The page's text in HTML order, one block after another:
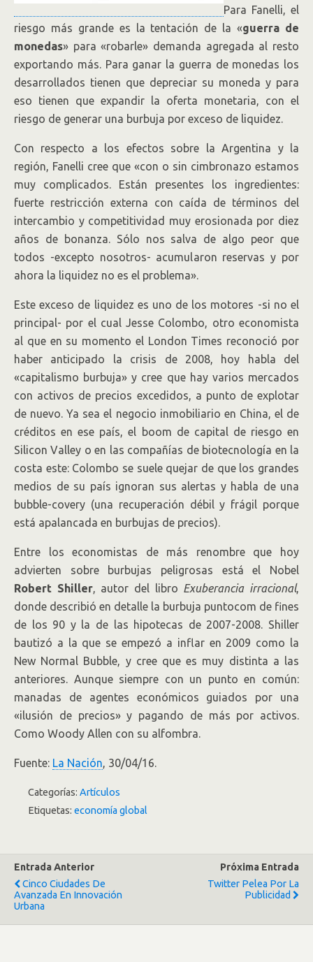
Para Fanelli, el
riesgo más grande es la tentación de la «guerra de
monedas» para «robarle» demanda agregada al resto
exportando más. Para ganar la guerra de monedas los
desarrollados tienen que depreciar su moneda y para
eso tienen que expandir la oferta monetaria, con el
riesgo de generar una burbuja por exceso de liquidez.
Con respecto a los efectos sobre la Argentina y la
región, Fanelli cree que «con o sin cimbronazo estamos
muy complicados. Están presentes los ingredientes:
fuerte restricción externa con caída de términos del
intercambio y competitividad muy erosionada por diez
años de bonanza. Sólo nos salva de algo peor que
todos -excepto nosotros- acumularon reservas y por
ahora la liquidez no es el problema».
Este exceso de liquidez es uno de los motores -si no el
principal- por el cual Jesse Colombo, otro economista
al que en su momento el London Times reconoció por
haber anticipado la crisis de 2008, hoy habla del
«capitalismo burbuja» y cree que hay varios mercados
con activos de precios excedidos, a punto de explotar
de nuevo. Ya sea el negocio inmobiliario en China, el de
créditos en ese país, el boom de capital de riesgo en
Silicon Valley o en las compañías de biotecnología en la
costa este: Colombo se suele quejar de que los grandes
medios de su país ignoran sus alertas y habla de una
bubble-covery (una recuperación débil y frágil porque
está apalancada en burbujas de precios).
Entre los economistas de más renombre que hoy
advierten sobre burbujas peligrosas está el Nobel
Robert Shiller, autor del libro Exuberancia irracional,
donde describió en detalle la burbuja puntocom de fines
de los 90 y la de las hipotecas de 2007-2008. Shiller
bautizó a la que se empezó a inflar en 2009 como la
New Normal Bubble, y cree que es muy distinta a las
anteriores. Aunque siempre con un punto en común:
manadas de agentes económicos guiados por una
«ilusión de precios» y pagando de más por activos.
Como Woody Allen con su alfombra.
Fuente: La Nación, 30/04/16.
Categorías: Artículos
Etiquetas: economía global
Entrada Anterior
Cinco Ciudades De
Avanzada En Innovación
Urbana
Próxima Entrada
Twitter Pelea Por La
Publicidad